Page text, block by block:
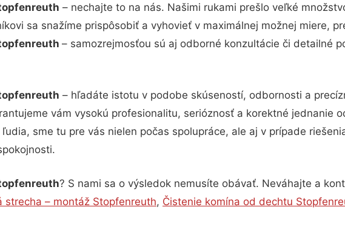
– nechajte to na nás. Našimi rukami prešlo veľké
sa snažíme prispôsobiť a vyhovieť v maximálnej možnej miere,
– samozrejmosťou sú aj odborné konzultácie či detailné
– hľadáte istotu v podobe skúseností, odbornosti a
vám vysokú profesionalitu, serióznosť a korektné jednanie
sme tu pre vás nielen počas spolupráce, ale aj v prípade
? S nami sa o výsledok nemusíte obávať. Neváhajte a
strecha – montáž Stopfenreuth, Čistenie komína od dechtu